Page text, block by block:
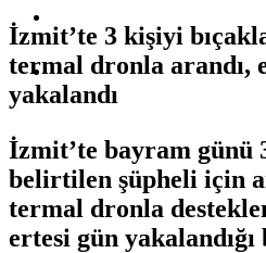
SAĞLIK
İzmit’te 3 kişiyi
termal dronla arandı,
yakalandı
İzmit’te bayram günü
belirtilen şüpheli için
termal dronla
ertesi gün